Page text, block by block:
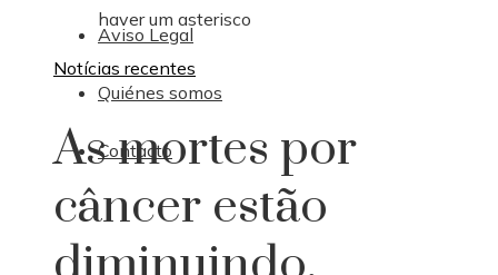
Aviso Legal
Quiénes somos
Contacto
haver um asterisco
Notícias recentes
As mortes por
câncer estão